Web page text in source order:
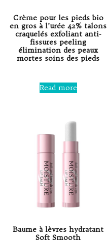
Crème pour les pieds bio
en gros à l’urée 42% talons
craquelés exfoliant anti-
fissures peeling
élimination des peaux
mortes soins des pieds
0
out
Read more
Baume à lèvres hydratant
Soft Smooth